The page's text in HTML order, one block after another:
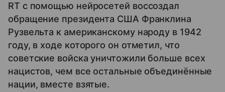
RT с помощью нейросетей воссоздал
обращение президента США Франклина
Рузвельта к американскому народу в 1942
году, в ходе которого он отметил, что
советские войска уничтожили больше всех
нацистов, чем все остальные объединённые
нации, вместе взятые.